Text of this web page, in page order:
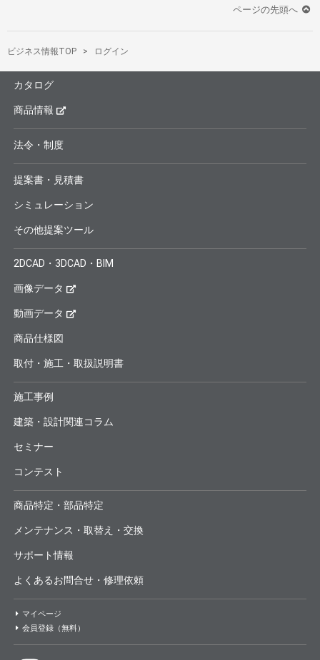
ページの先頭へ
ビジネス情報TOP ログイン
カタログ
商品情報
法令・制度
提案書・見積書
シミュレーション
その他提案ツール
2DCAD・3DCAD・BIM
画像データ
動画データ
商品仕様図
取付・施工・取扱説明書
施工事例
建築・設計関連コラム
セミナー
コンテスト
商品特定・部品特定
メンテナンス・取替え・交換
サポート情報
よくあるお問合せ・修理依頼
マイページ
会員登録（無料）